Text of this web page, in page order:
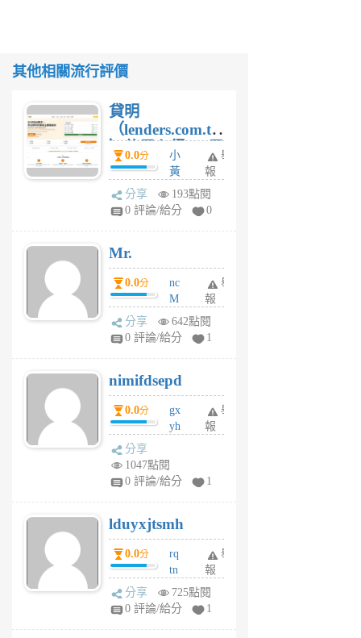
其他相關流行評價
貸明
（lenders.com.tw
）使用心得 — 民
間貸款比較平台
體驗
0.0分
小
黃
蜂
1
舉
報
分享
193點閱
0 評論/給分
0
Mr.
0.0分
nc
M
U
F
U
5
個
月
舉
報
分享
642點閱
0 評論/給分
1
nimifdsepd
0.0分
gx
yh
jl
月
前
舉
報
分享
1047點閱
0 評論/給分
1
lduyxjtsmh
0.0分
rq
tn
jt
gl
舉
報
分享
725點閱
0 評論/給分
1